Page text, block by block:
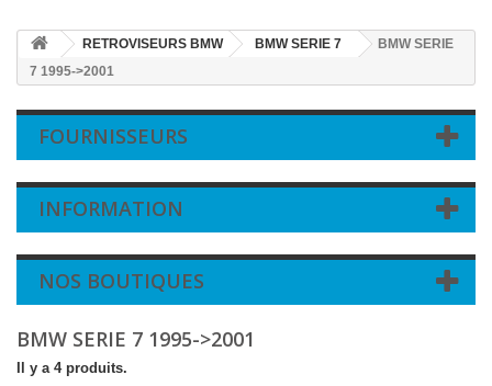
RETROVISEURS BMW BMW SERIE 7
BMW SERIE
7 1995->2001
FOURNISSEURS
INFORMATION
NOS BOUTIQUES
BMW SERIE 7 1995->2001
Il y a 4 produits.